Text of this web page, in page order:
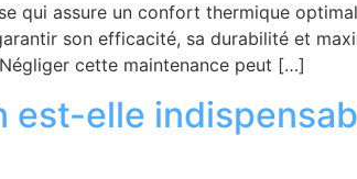
qui assure un confort thermique
son efficacité, sa durabilité et
cette maintenance peut […]
est-elle